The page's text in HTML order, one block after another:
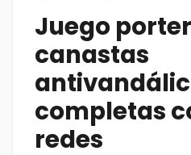
Juego
canastas
completas
redes